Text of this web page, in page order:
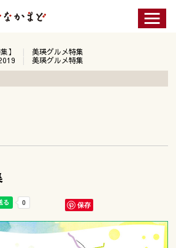
】
美瑛グルメ特集
美瑛グルメ特集
保存